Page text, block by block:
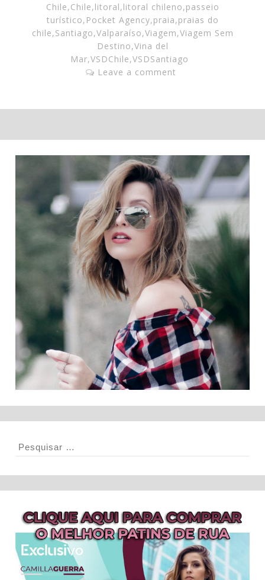
Chile,Chile,litoral,litoral chileno,passeio
turístico, Pocket Agency,praia,praias do
chile,Santiago,Valparaíso,Viagem,Viagem Sem
Destino,Vina del
Mar,VSDChile,VSDSantiago
Leave a comment